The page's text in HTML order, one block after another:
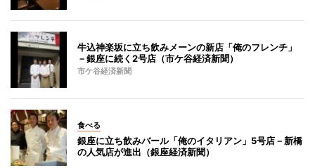
牛込神楽坂に立ち飲みメーンの新店「俺のフレンチ」
－銀座に続く2号店（市ケ谷経済新聞）
市ケ谷経済新聞
食べる
銀座に立ち飲みバール「俺のイタリアン」5号店－新橋
の人気店が進出（銀座経済新聞）